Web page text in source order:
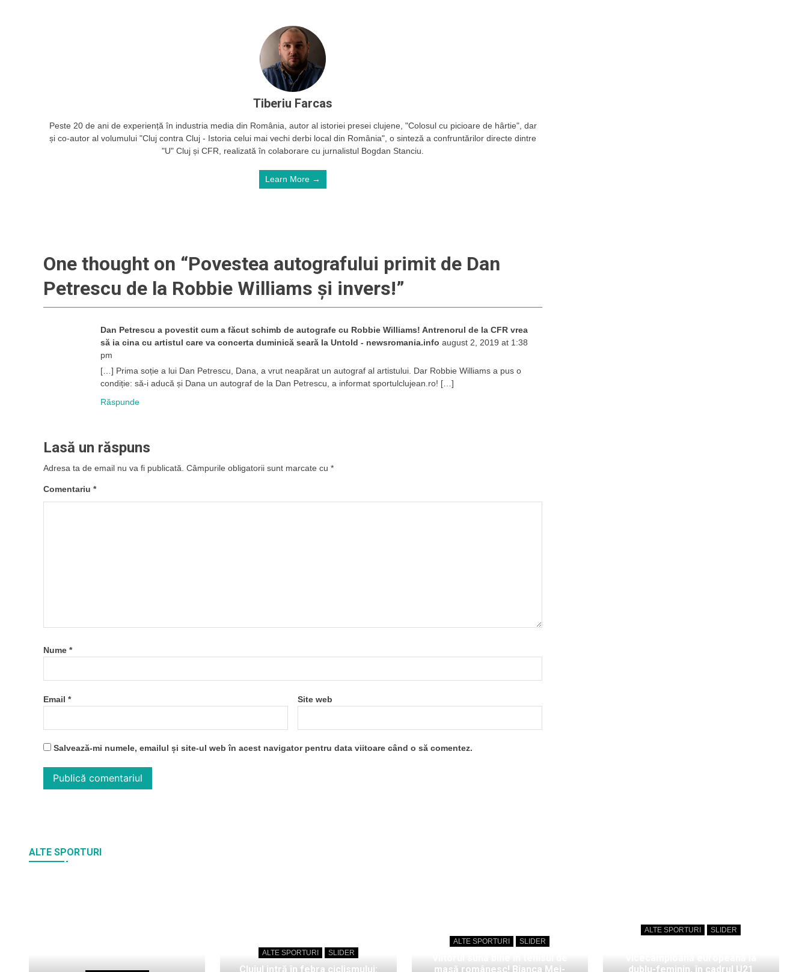
Tiberiu Farcas
Peste 20 de ani de experiență în industria media din România, autor al istoriei presei clujene, "Colosul cu picioare de hârtie", dar
și co-autor al volumului "Cluj contra Cluj - Istoria celui mai vechi derbi local din România", o sinteză a confruntărilor directe dintre
"U" Cluj și CFR, realizată în colaborare cu jurnalistul Bogdan Stanciu.
Learn More →
One thought on “Povestea autografului primit de Dan
Petrescu de la Robbie Williams și invers!”
Dan Petrescu a povestit cum a făcut schimb de autografe cu Robbie Williams! Antrenorul de la CFR vrea
să ia cina cu artistul care va concerta duminică seară la Untold - newsromania.info august 2, 2019 at 1:38
pm
[…] Prima soție a lui Dan Petrescu, Dana, a vrut neapărat un autograf al artistului. Dar Robbie Williams a pus o
condiție: să-i aducă și Dana un autograf de la Dan Petrescu, a informat sportulclujean.ro! […]
Răspunde
Lasă un răspuns
Adresa ta de email nu va fi publicată. Câmpurile obligatorii sunt marcate cu *
Comentariu *
Nume *
Email * Site web
Salvează-mi numele, emailul și site-ul web în acest navigator pentru data viitoare când o să comentez.
ALTE SPORTURI
ALTE SPORTURI SLIDER
Clujul intră în febra ciclismului:
ALTE SPORTURI SLIDER
masă românesc! Bianca Mei-
ALTE SPORTURI SLIDER
dublu-feminin, în cadrul U21